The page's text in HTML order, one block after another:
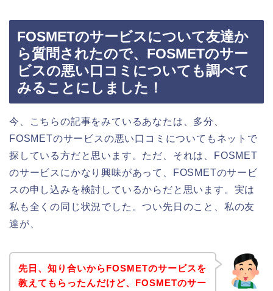
FOSMETのサービスについて友達か
ら質問されたので、FOSMETのサー
ビスの悪い口コミについても調べて
みることにしました！
今、こちらの記事をみているあなたは、多分、
FOSMETのサービスの悪い口コミについてもネットで
探している方だと思います。ただ、それは、FOSMET
のサービスにかなり興味があって、FOSMETのサービ
スの申し込みを検討しているからだと思います。実は
私も全くの同じ状況でした。つい先日のこと、私の友
達が、
先日、知り合いからFOSMETのサービスを
教えてもらったんだけど、FOSMETのサー